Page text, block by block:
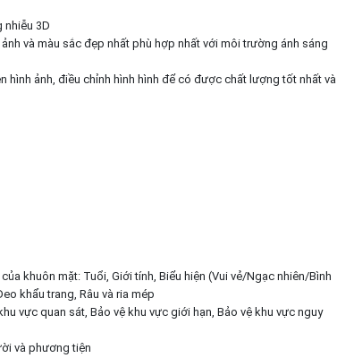
nhiễu 3D
và màu sắc đẹp nhất phù hợp nhất với môi trường ánh sáng
hình ảnh, điều chỉnh hình hình để có được chất lượng tốt nhất và
khuôn mặt: Tuổi, Giới tính, Biểu hiện (Vui vẻ/Ngạc nhiên/Bình
khẩu trang, Râu và ria mép
vực quan sát, Bảo vệ khu vực giới hạn, Bảo vệ khu vực nguy
và phương tiện